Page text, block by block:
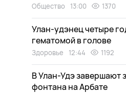
Общество 13:00 1370
Улан-удэнец четыре
гематомой в голове
Здоровье 12:44 1192
В Улан-Удэ завершают
фонтана на Арбате